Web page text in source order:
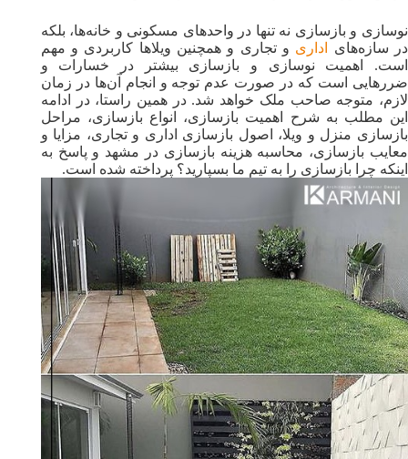
نوسازی و بازسازی نه تنها در واحدهای مسکونی و خانه‌ها، بلکه
در سازه‌های
اداری و تجاری و همچنین ویلاها کاربردی و مهم
است. اهمیت نوسازی و بازسازی بیشتر در خسارات و
ضررهایی است که در صورت عدم توجه و انجام آن‌ها در زمان
لازم، متوجه صاحب ملک خواهد شد. در همین راستا، در ادامه
این مطلب به شرح اهمیت بازسازی، انواع بازسازی، مراحل
بازسازی منزل و ویلا، اصول بازسازی اداری و تجاری، مزایا و
معایب بازسازی، محاسبه هزینه بازسازی در مشهد و پاسخ به
اینکه چرا بازسازی را به تیم ما بسپارید؟ پرداخته شده است.